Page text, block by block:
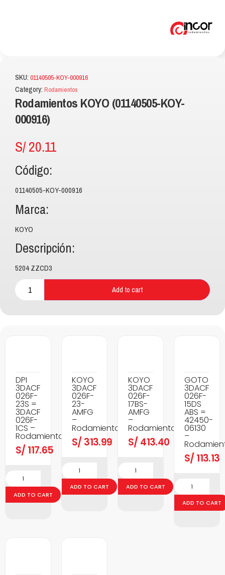
SKU: 01140505-KOY-000916
Category: Rodamientos
Rodamientos KOYO (01140505-KOY-
000916)
S/20.11
Código:
01140505-KOY-000916
Marca:
KOYO
Descripción:
5204 ZZCD3
Add to cart
DPI
3DACF
026F-
23S =
3DACF
026F-
1CS –
Rodamientos
S/ 117.65
ADD TO CART
KOYO
3DACF
026F-
23-
AMFG
–
Rodamientos
S/ 313.99
ADD TO CART
KOYO
3DACF
026F-
17BS-
AMFG
–
Rodamientos
S/ 413.40
ADD TO CART
GOTO
3DACF
026F-
15DS
ABS =
42450-
06130
–
S/ 113.13
ADD TO CART